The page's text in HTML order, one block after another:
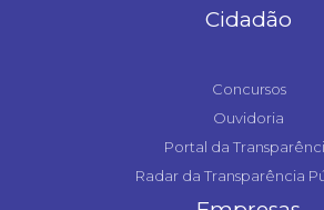
Cidadão
Concursos
Ouvidoria
Portal da
Radar da Transparência